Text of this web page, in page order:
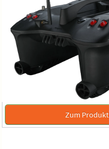
Zum Produkt